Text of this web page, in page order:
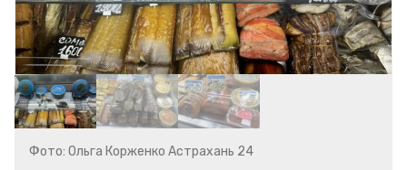
Фото: Ольга Корженко Астрахань 24